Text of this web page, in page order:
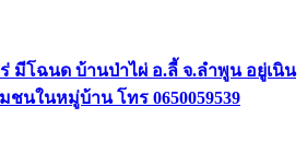
มีโฉนด บ้านป่าไผ่ อ.ลี้ จ.ลำพูน อยู่เนิน
นในหมู่บ้าน โทร 0650059539